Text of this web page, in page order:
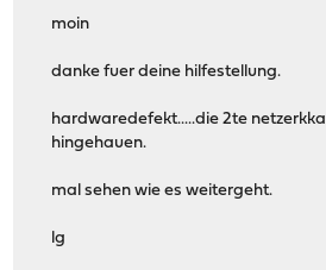
moin
danke fuer deine hilfestellung.
hardwaredefekt.....die 2te
hingehauen.
mal sehen wie es weitergeht.
lg